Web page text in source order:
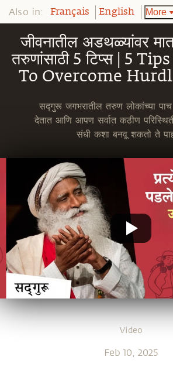
Also in: Français English More
जीवनातील अडथळ्यांवर
तरुणांसाठी 5 टिप्स | 5
To Overcome
सद्गुरू जगभरातील तरुण लोकांच्या पाच
देतात आणि आपण सर्वात कठीण
संधी कशा बनवू शकतो ते
Video
Feb 10, 2025